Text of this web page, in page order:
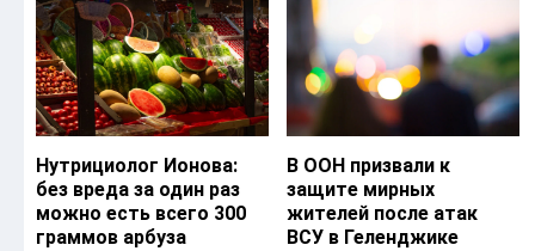
Нутрициолог Ионова:
без вреда за один раз
можно есть всего 300
граммов арбуза
В ООН призвали к
защите мирных
жителей после атак
ВСУ в Геленджике